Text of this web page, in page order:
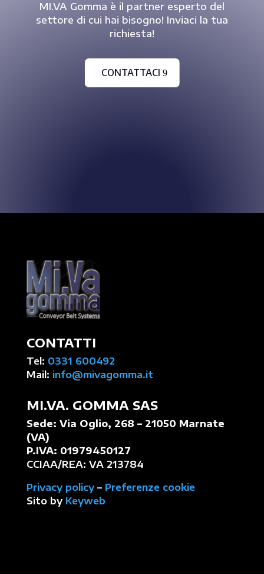
MI.VA Gomma è il partner esperto del
settore di cui hai bisogno! Inviaci la tua
richiesta!
CONTATTACI
CONTATTI
Tel: 0331 600492
Mail: info@mivagomma.it
MI.VA. GOMMA SAS
Sede: Via Oglio, 268 – 21050 Marnate
(VA)
P.IVA: 01979450127
CCIAA/REA: VA 213784
Privacy policy– Preferenze cookie
Sito by Keyweb